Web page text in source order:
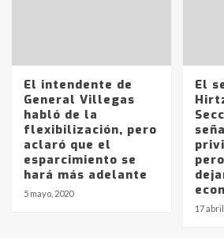
El intendente de
General Villegas
habló de la
flexibilización, pero
aclaró que el
esparcimiento se
hará más adelante
5 mayo, 2020
El
17
5
Los precios de los
La Pampa, desde
entre 857 a 1338
6
La Bolsa de Cereales
Blanca anticipa que
con lluvias y